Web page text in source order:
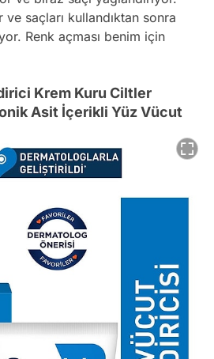
saçları kullandıktan sonra
Renk açması benim için
Krem Kuru Ciltler
Asit İçerikli Yüz Vücut